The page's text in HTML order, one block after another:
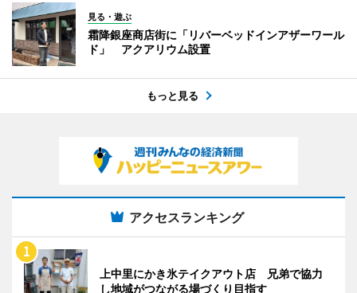
見る・遊ぶ
霜降銀座商店街に「リバーベッドインアザーワール
ド」 アクアリウム設置
もっと見る
アクセスランキング
上中里にかき氷テイクアウト店 兄弟で協力
し地域がつながる場づくり目指す